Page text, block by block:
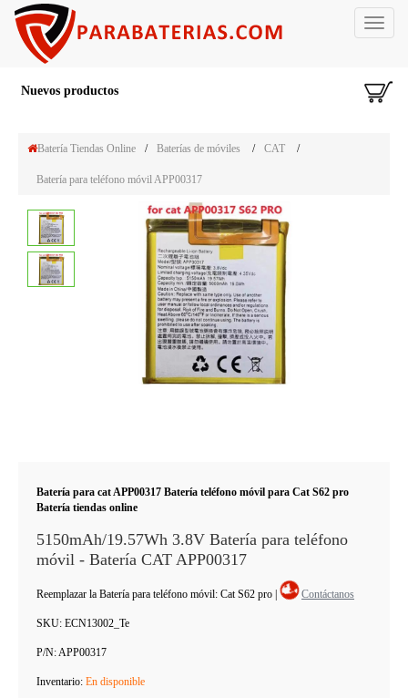
Toggle
Nuevos productos
Batería Tiendas Online / Baterías de móviles / CAT /
Batería para teléfono móvil APP00317
Batería para cat APP00317 Batería teléfono móvil para Cat S62 pro
Batería tiendas online
5150mAh/19.57Wh 3.8V Batería para teléfono
móvil - Batería CAT APP00317
Reemplazar la Batería para teléfono móvil: Cat S62 pro Contáctanos
SKU: ECN13002_Te
P/N:APP00317
Inventario: En disponible